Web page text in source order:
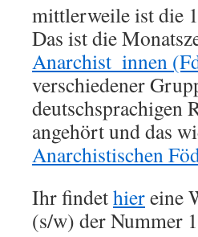
mittlerweile ist die
Das ist die
Anarchist_innen
verschiedener
deutschsprachigen
angehört und das
Anarchistischen
Ihr findethiereine
(s/w) der Nummer